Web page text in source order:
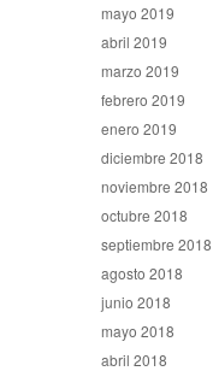
mayo 2019
abril 2019
marzo 2019
febrero 2019
enero 2019
diciembre 2018
noviembre 2018
octubre 2018
septiembre 2018
agosto 2018
junio 2018
mayo 2018
abril 2018